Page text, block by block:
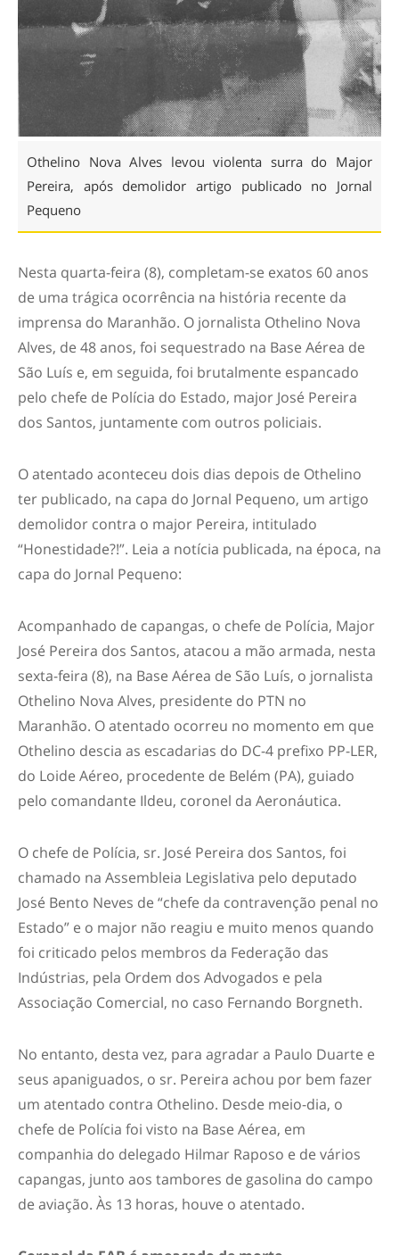
Othelino Nova Alves levou violenta surra do Major
Pereira, após demolidor artigo publicado no Jornal
Pequeno
Nesta quarta-feira (8), completam-se exatos 60 anos
de uma trágica ocorrência na história recente da
imprensa do Maranhão. O jornalista Othelino Nova
Alves, de 48 anos, foi sequestrado na Base Aérea de
São Luís e, em seguida, foi brutalmente espancado
pelo chefe de Polícia do Estado, major José Pereira
dos Santos, juntamente com outros policiais.
O atentado aconteceu dois dias depois de Othelino
ter publicado, na capa do Jornal Pequeno, um artigo
demolidor contra o major Pereira, intitulado
“Honestidade?!”. Leia a notícia publicada, na época, na
capa do Jornal Pequeno:
Acompanhado de capangas, o chefe de Polícia, Major
José Pereira dos Santos, atacou a mão armada, nesta
sexta-feira (8), na Base Aérea de São Luís, o jornalista
Othelino Nova Alves, presidente do PTN no
Maranhão. O atentado ocorreu no momento em que
Othelino descia as escadarias do DC-4 prefixo PP-LER,
do Loide Aéreo, procedente de Belém (PA), guiado
pelo comandante Ildeu, coronel da Aeronáutica.
O chefe de Polícia, sr. José Pereira dos Santos, foi
chamado na Assembleia Legislativa pelo deputado
José Bento Neves de “chefe da contravenção penal no
Estado” e o major não reagiu e muito menos quando
foi criticado pelos membros da Federação das
Indústrias, pela Ordem dos Advogados e pela
Associação Comercial, no caso Fernando Borgneth.
No entanto, desta vez, para agradar a Paulo Duarte e
seus apaniguados, o sr. Pereira achou por bem fazer
um atentado contra Othelino. Desde meio-dia, o
chefe de Polícia foi visto na Base Aérea, em
companhia do delegado Hilmar Raposo e de vários
capangas, junto aos tambores de gasolina do campo
de aviação. Às 13 horas, houve o atentado.